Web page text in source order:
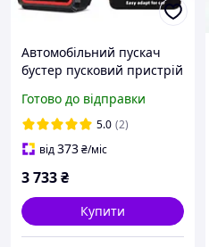
Автомобільний пускач
бустер пусковий пристрій
PRM з чохлом
Готово до відправки
5.0 (2)
від373₴/міс
3 733₴
Купити